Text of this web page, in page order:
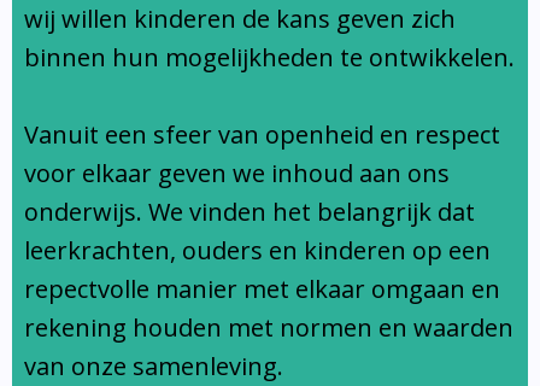
Ondersteuningsprofiel
wij willen kinderen de kans geven zich
binnen hun mogelijkheden te ontwikkelen.
Vanuit een sfeer van openheid en respect
voor elkaar geven we inhoud aan ons
onderwijs. We vinden het belangrijk dat
leerkrachten, ouders en kinderen op een
repectvolle manier met elkaar omgaan en
rekening houden met normen en waarden
van onze samenleving.